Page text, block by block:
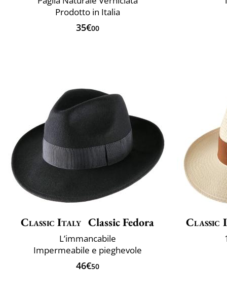
Prodotto in Italia
35€00
Classic Italy Classic Fedora
L’immancabile
Impermeabile e pieghevole
46€50
Classic